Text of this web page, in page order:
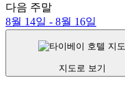
다음 주말
8월 14일 - 8월 16일
지도로 보기